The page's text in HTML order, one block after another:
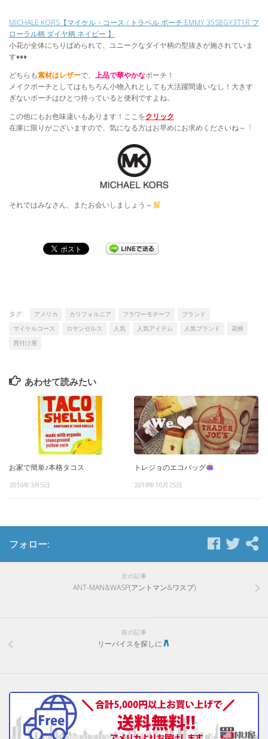
MICHALE KORS【マイケル・コース / トラベル ポーチ EMMY 35S8GY3T1R フ
ローラル柄 ダイヤ柄 ネイビー 】
小花が全体にちりばめられて、ユニークなダイヤ柄の型抜きが施されていま
す♦♦♦
どちらも素材はレザーで、 上品で華やかなポーチ！
メイクポーチとしてはもちろん小物入れとしても大活躍間違いなし！大きす
ぎないポーチはひとつ持っていると便利ですよね。
この他にもお色味違いもあります！ここをクリック
在庫に限りがございますので、気になる方はお早めにお求めくださいね～
それではみなさん、またお会いしましょう～
タグ: アメリカ カリフォルニア フラワーモチーフ
ブランド
マイケルコース
ロサンゼルス 人気 人気アイテム 人気ブランド
花柄
買付け屋
あわせて読みたい
お家で簡単♪本格タコス
2016年3月5日
トレジョのエコバッグ
2018年10月25日
フォロー:
次の記事
ANT-MAN&WASP(アントマン&ワスプ)
前の記事
リーバイスを探しに